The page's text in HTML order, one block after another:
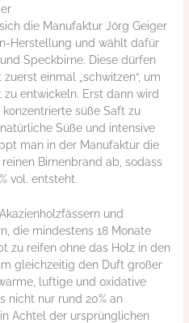
die Manufaktur Jörg Geiger
Herstellung und wählt dafür
Speckbirne. Diese dürfen
einmal „schwitzen“, um
entwickeln. Erst dann wird
süße Saft zu
Süße und intensive
man in der Manufaktur die
Birnenbrand ab, sodass
vol. entsteht.
und
die mindestens 18 Monate
zu reifen ohne das Holz in den
gleichzeitig den Duft großer
luftige und oxidative
nicht nur rund 20% an
Achtel der ursprünglichen